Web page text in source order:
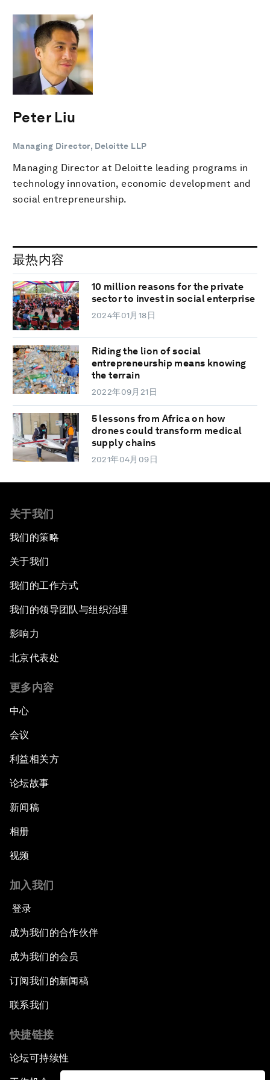
Peter Liu
Managing Director, Deloitte LLP
Managing Director at Deloitte leading programs in
technology innovation, economic development and
social entrepreneurship.
最热内容
10 million reasons for the private
sector to invest in social enterprise
2024年01月18日
Riding the lion of social
entrepreneurship means knowing
the terrain
2022年09月21日
5 lessons from Africa on how
drones could transform medical
supply chains
2021年04月09日
关于我们
我们的策略
关于我们
我们的工作方式
我们的领导团队与组织治理
影响力
北京代表处
更多内容
中心
会议
利益相关方
论坛故事
新闻稿
相册
视频
加入我们
登录
成为我们的合作伙伴
成为我们的会员
订阅我们的新闻稿
联系我们
快捷链接
论坛可持续性